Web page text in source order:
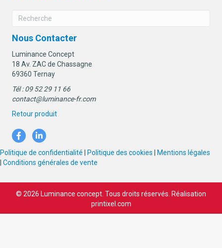
Nous Contacter
Luminance Concept
18 Av. ZAC de Chassagne
69360 Ternay
Tél : 09 52 29 11 66
contact@luminance-fr.com
Retour produit
Politique de confidentialité Politique des cookies
Mentions légales
Conditions générales de vente
© 2026 Luminance concept. Tous droits réservés. Réalisation
printixel.com